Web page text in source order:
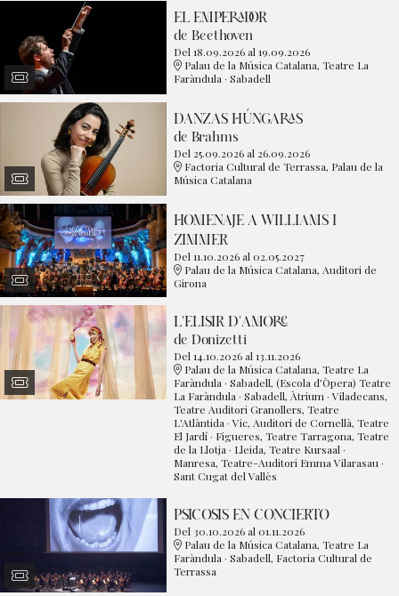
EL EMPERADOR
de Beethoven
Del 18.09.2026al 19.09.2026
Palau de la Música Catalana, Teatre La
Faràndula · Sabadell
DANZAS HÚNGARAS
de Brahms
Del 25.09.2026al 26.09.2026
Factoria Cultural de Terrassa, Palau de la
Música Catalana
HOMENAJE A WILLIAMS I
ZIMMER
Del 11.10.2026al 02.05.2027
Palau de la Música Catalana, Auditori de
Girona
L'ELISIR D'AMORE
de Donizetti
Del 14.10.2026al 13.11.2026
Palau de la Música Catalana, Teatre La
Faràndula · Sabadell, (Escola d’Òpera) Teatre
La Faràndula · Sabadell, Àtrium · Viladecans,
Teatre Auditori Granollers, Teatre
L'Atlàntida · Vic, Auditori de Cornellà, Teatre
El Jardí · Figueres, Teatre Tarragona, Teatre
de la Llotja · Lleida, Teatre Kursaal ·
Manresa, Teatre-Auditori Emma Vilarasau ·
Sant Cugat del Vallès
PSICOSIS EN CONCIERTO
Del 30.10.2026al 01.11.2026
Palau de la Música Catalana, Teatre La
Faràndula · Sabadell, Factoria Cultural de
Terrassa